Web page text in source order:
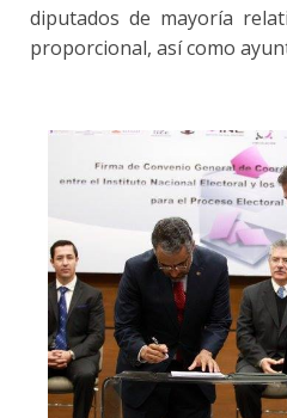
diputados de mayoría
proporcional, así como